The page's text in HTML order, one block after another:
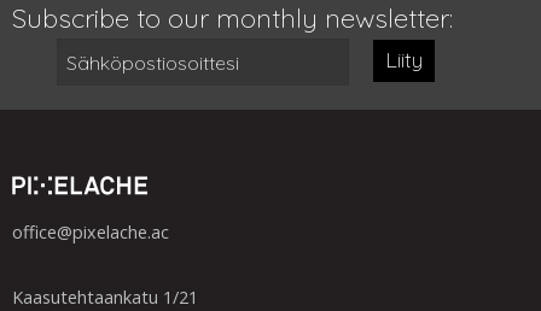
Subscribe to our monthly newsletter:
Liity
office@pixelache.ac
Kaasutehtaankatu 1/21